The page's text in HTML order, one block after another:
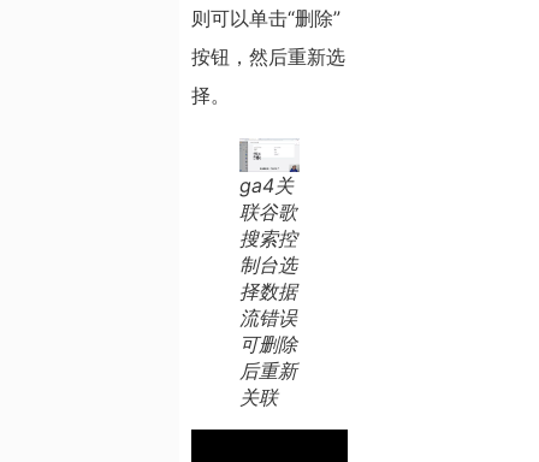
则可以单击“删除”
按钮，然后重新选
择。
ga4关
联谷歌
搜索控
制台选
择数据
流错误
可删除
后重新
关联